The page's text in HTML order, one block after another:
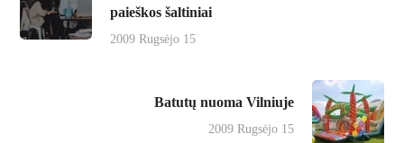
paieškos šaltiniai
2009 Rugsėjo 15
Batutų nuoma Vilniuje
2009 Rugsėjo 15